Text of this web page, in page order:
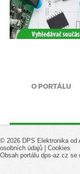
O PORTÁLU
© 2026 DPS Elektronika od
osobních údajů
Cookies
Obsah portálu dps-az.cz